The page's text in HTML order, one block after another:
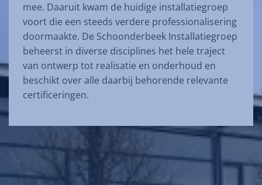
mee. Daaruit kwam de huidige installatiegroep
voort die een steeds verdere professionalisering
doormaakte. De Schoonderbeek Installatiegroep
beheerst in diverse disciplines het hele traject
van ontwerp tot realisatie en onderhoud en
beschikt over alle daarbij behorende relevante
certificeringen.